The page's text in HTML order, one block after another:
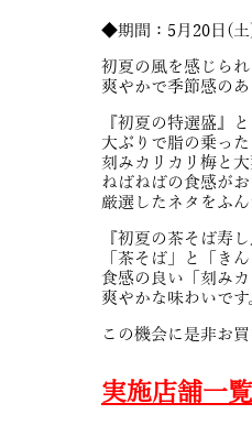
◆期間：5月20日(
初夏の風を感じら
爽やかで季節感の
『初夏の特選盛』
大ぶりで脂の乗っ
刻みカリカリ梅と
ねばねばの食感が
厳選したネタをふん
『初夏の茶そば寿し
「茶そば」と「き
食感の良い「刻み
爽やかな味わいです
この機会に是非お
実施店舗一